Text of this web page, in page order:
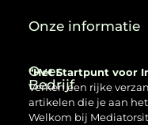
Over
Bedrijf
“Het Startpunt voor
Verken een rijke
artikelen die je aan
Welkom bij
Onze informatie